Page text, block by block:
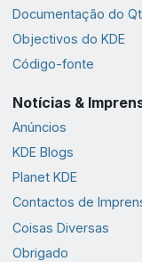
Documentação do Qt
Objectivos do KDE
Código-fonte
Notícias &
Anúncios
KDE Blogs
Planet KDE
Contactos de
Coisas Diversas
Obrigado